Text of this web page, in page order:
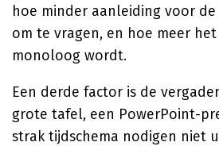
hoe minder aanleiding voor
om te vragen, en hoe meer
monoloog wordt.
Een derde factor is de
grote tafel, een PowerPoint-
strak tijdschema nodigen niet